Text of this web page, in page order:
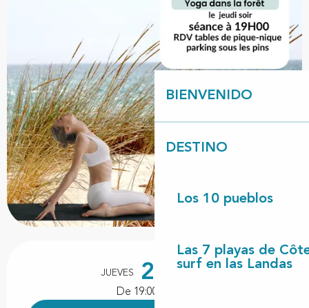
BIENVENIDO
DESTINO
Los 10 pueblos
Las 7 playas de
surf en las Landas
Horarios y datos de contacto
JUEVES 20
De 19:00 a 20:00